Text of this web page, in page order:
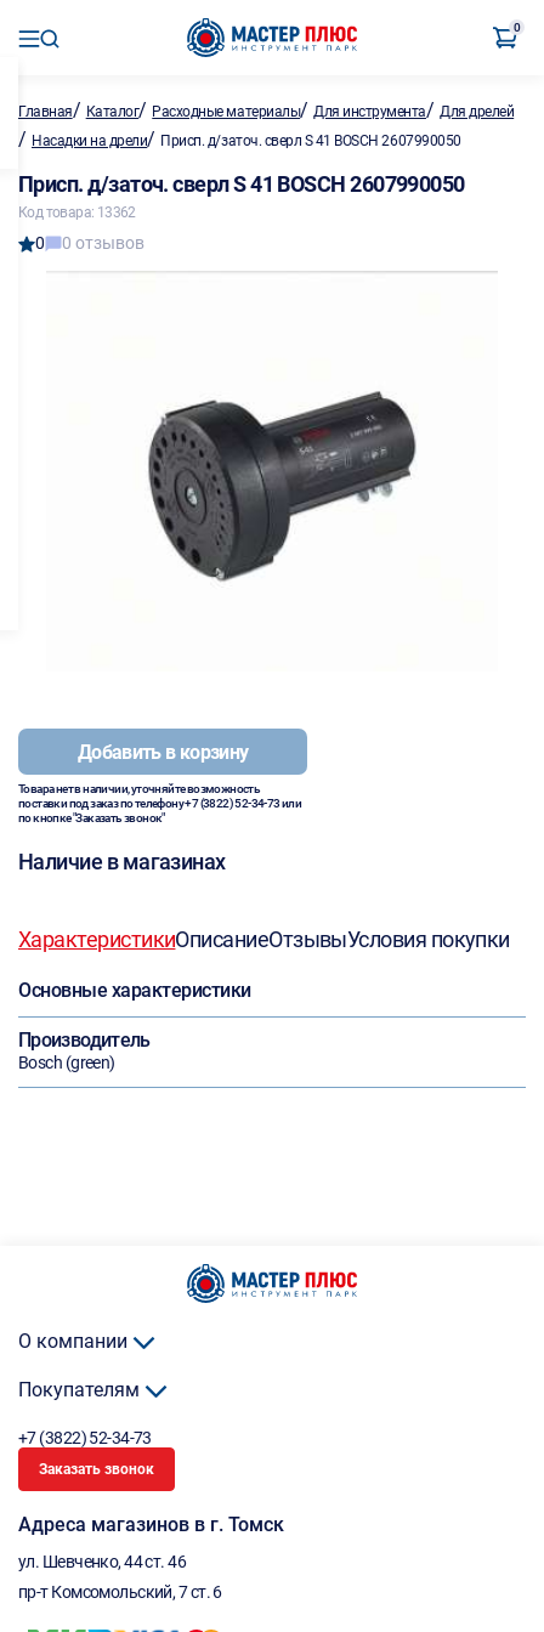
0
Главная/ Каталог/ Расходные материалы/Для инструмента/ Для дрелей
/ Насадки на дрели/ Присп. д/заточ. сверл S 41 BOSCH 2607990050
Присп. д/заточ. сверл S 41 BOSCH 2607990050
Код товара: 13362
0 0 отзывов
Добавить в корзину
Товара нет в наличии, уточняйте возможность
поставки под заказ по телефону+7 (3822) 52-34-73или
по кнопке "Заказать звонок"
Наличие в магазинах
ХарактеристикиОписаниеОтзывыУсловия покупки
Основные характеристики
Производитель
Bosch (green)
О компании
Покупателям
+7 (3822) 52-34-73
Заказать звонок
Адреса магазинов в г. Томск
ул. Шевченко, 44 ст. 46
пр-т Комсомольский, 7 ст. 6